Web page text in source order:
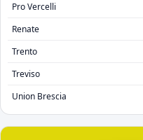
Pro Vercelli
Renate
Trento
Treviso
Union Brescia